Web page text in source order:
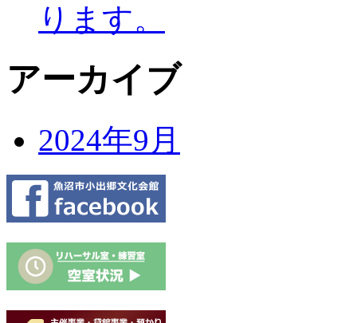
ります。
アーカイブ
2024年9月